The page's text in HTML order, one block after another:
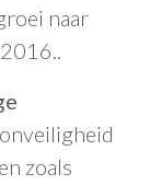
naar
zoals